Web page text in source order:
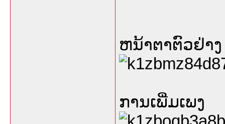
ຫນ້າຕາຕົວຢ່າງ
ການເພີ່ມເພງ